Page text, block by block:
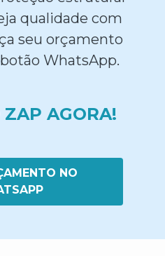
qualidade com
seu orçamento
WhatsApp.
AGORA!
NO